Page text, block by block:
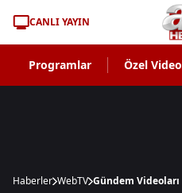
CANLI YAYIN
Programlar Özel Video
Haberler WebTV Gündem Videoları